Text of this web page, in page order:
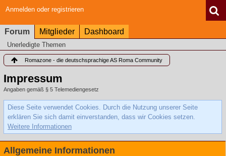
Anmelden oder registrieren
Forum Mitglieder Dashboard
Unerledigte Themen
Romazone - die deutschsprachige AS Roma Community
Impressum
Angaben gemäß § 5 Telemediengesetz
Diese Seite verwendet Cookies. Durch die Nutzung unserer Seite
erklären Sie sich damit einverstanden, dass wir Cookies setzen.
Weitere Informationen
Allgemeine Informationen